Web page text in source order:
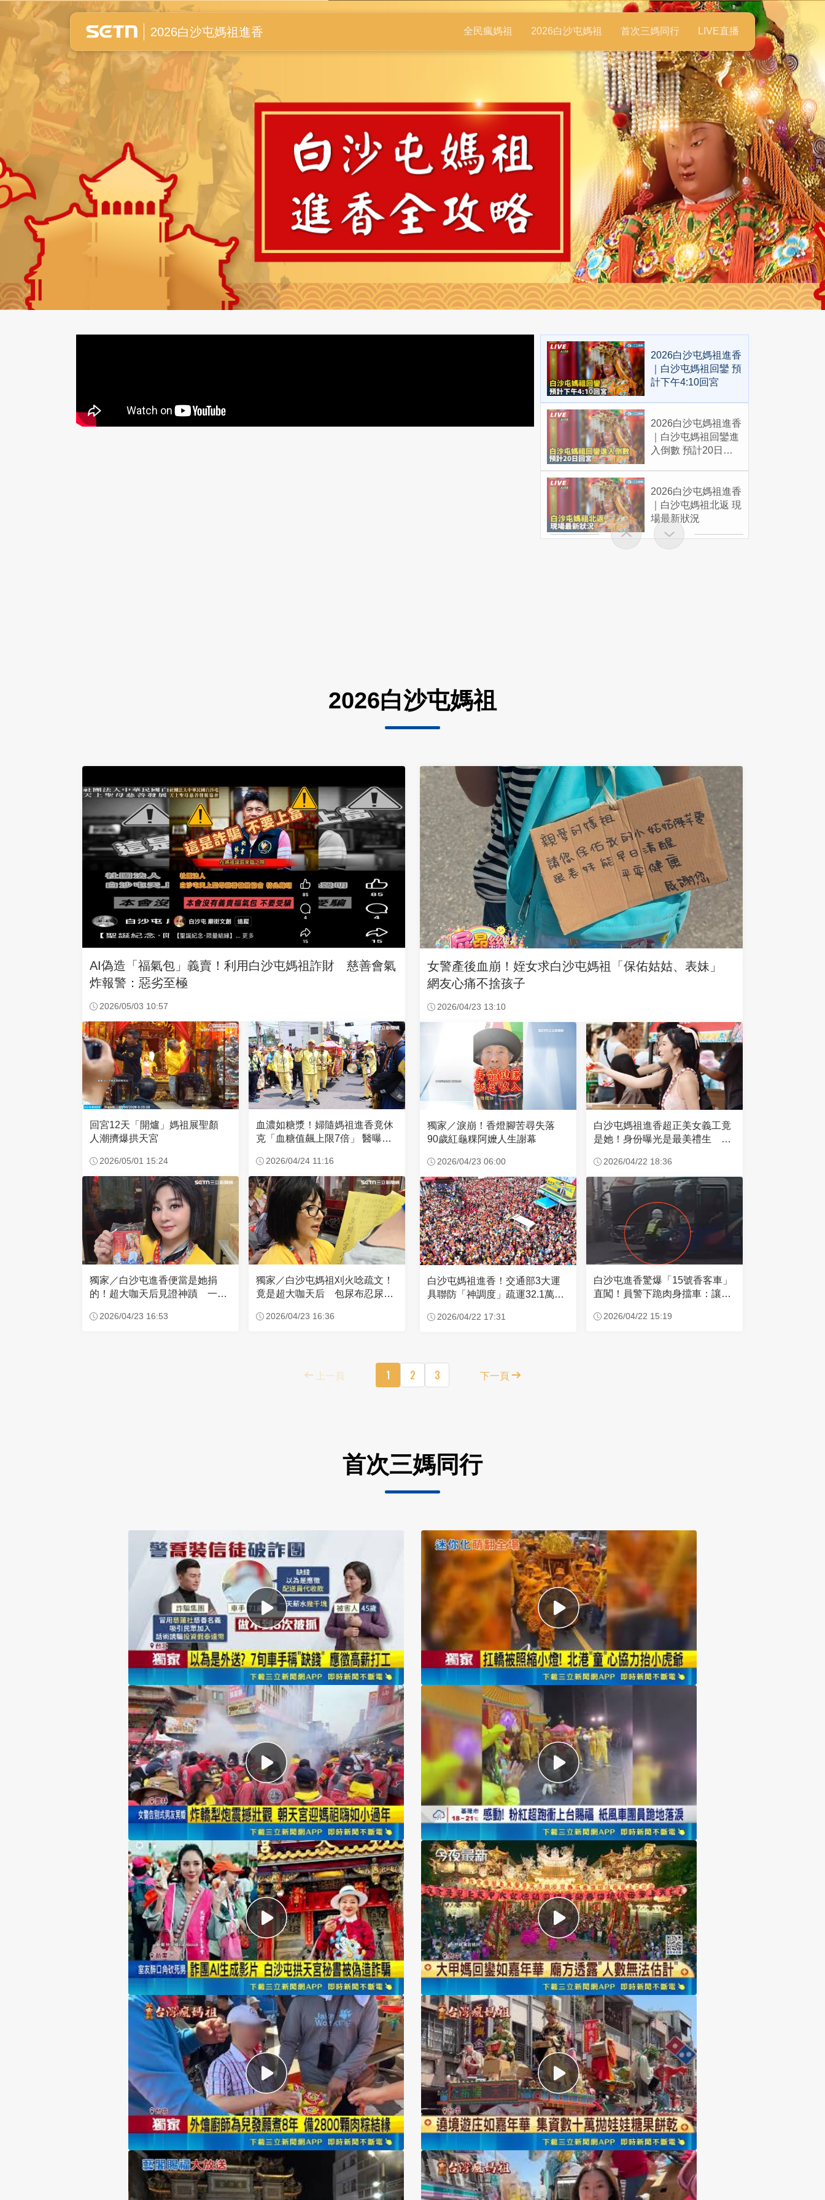
白沙屯媽祖進香全紀錄
2026白沙屯媽祖進香 全民瘋媽祖 2026白沙屯媽祖 首次三媽同行 LIVE直播
2026白沙屯媽祖進香
｜白沙屯媽祖回鑾 預
計下午4:10回宮
2026白沙屯媽祖進香
｜白沙屯媽祖回鑾進
入倒數 預計20日回
2026白沙屯媽祖進香
｜白沙屯媽祖北返 現
場最新狀況
2026白沙屯媽祖
AI偽造「福氣包」義賣！利用白沙屯媽祖詐財 慈善會氣
炸報警：惡劣至極
2026/05/03 10:57
回宮12天「開爐」媽祖展聖顏
人潮擠爆拱天宮
2026/05/01 15:24
血濃如糖漿！婦隨媽祖進香竟休
克「血糖值飆上限7倍」 醫曝原
2026/04/24 11:16
獨家／白沙屯進香便當是她捐
的！超大咖天后見證神蹟 一靠
2026/04/23 16:53
獨家／白沙屯媽祖刈火唸疏文！
竟是超大咖天后 包尿布忍尿5
2026/04/23 16:36
女警產後血崩！姪女求白沙屯媽祖「保佑姑姑、表妹」
網友心痛不捨孩子
2026/04/23 13:10
獨家／淚崩！香燈腳苦尋失落
90歲紅龜粿阿嬤人生謝幕
2026/04/23 06:00
白沙屯媽祖進香超正美女義工竟
是她！身份曝光是最美禮生 一
2026/04/22 18:36
白沙屯媽祖進香！交通部3大運
具聯防「神調度」疏運32.1萬創
2026/04/22 17:31
白沙屯進香驚爆「15號香客車」
直闖！員警下跪肉身擋車：讓行
2026/04/22 15:19
上一頁 1 2 3 下一頁
首次三媽同行